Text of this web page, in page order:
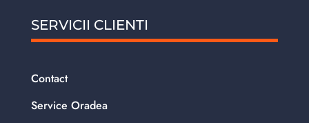
SERVICII CLIENTI
Contact
Service Oradea